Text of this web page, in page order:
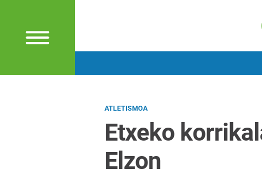
ATLETISMOA
Etxeko
Elzon